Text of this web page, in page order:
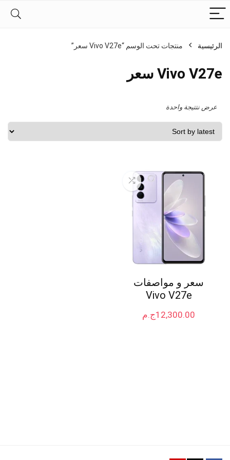
الرئيسية منتجات تحت الوسم “Vivo V27e سعر”
Vivo V27e سعر
عرض نتتيجة واحدة
سعر و مواصفات
Vivo V27e
ج.م12,300.00